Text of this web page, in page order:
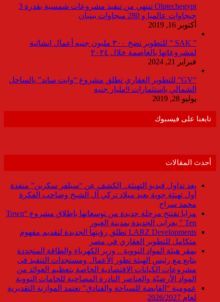
Olptechegypt تنتهي من تنفيذ مشروعات شمسية بقدرة 3
جيجاوات عالميا و 280 ميجاوات ببنبان
أكتوبر 16, 2019
” SAK ” للتطوير تضخ ٣٠٠ مليون جنيه أعمال انشائية
لمشروعاتها بالعاصمة خلال ٢٠٢٤
فبراير 21, 2024
“GV” للتطوير العقاري تطلق مشروع “وايت ساند” بالساحل
الشمالي باستثمارات 9مليار جنيه
يوليو 28, 2019
تابعنا على فيسبوك
أحدث المقالات
بعد تداول فيديو التهنئة.. الكشف عن “سيلفر سكرين” منفذة
أول تهنئة جوية بعيد ميلاد تركي آل الشيخ وصاحب الفكرة
محمد سراج
مزايا تفتتح مرحلة جديدة من توسعاتها بإطلاق مشروع “Town
Ten ” بعرابى الجديدة بمدينة العبور
LARZ Developments تطلق رؤيتها الجديدة لتقديم مفهوم
متكامل للتطوير العقاري في مصر
بمقر هيئة المواد النووية .. وزير الكهرباء والطاقة المتجددة
يتابع مع رئيس الهيئة تطور الأعمال ومستجدات التنفيذ فى
مشروعات الكيانات الاقتصادية الخاصة بتعظيم العوائد من
المواد الأرضيّة والعناصر النادرة المصاحبة للخامات النووية
عمومية “القابضة للسياحة والفنادق” تعتمد الموازنة التقديرية
لعام 2026/2027